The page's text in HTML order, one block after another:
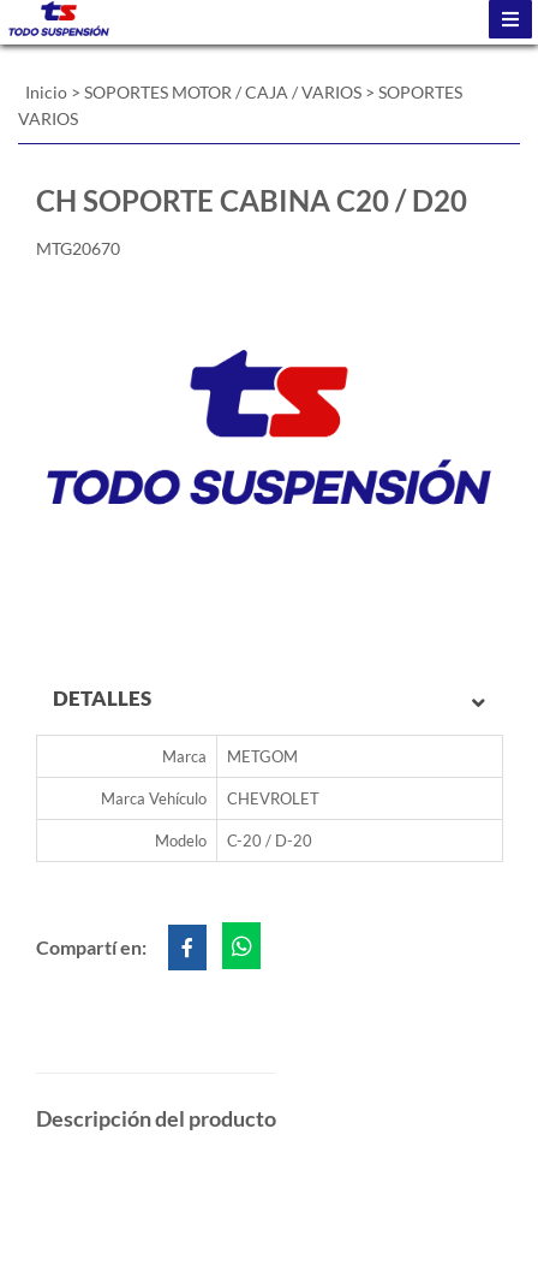
Inicio > SOPORTES MOTOR / CAJA / VARIOS > SOPORTES
VARIOS
CH SOPORTE CABINA C20 / D20
MTG20670
DETALLES
Marca METGOM
Marca Vehículo CHEVROLET
Modelo C-20 / D-20
Compartí en:
Descripción del producto